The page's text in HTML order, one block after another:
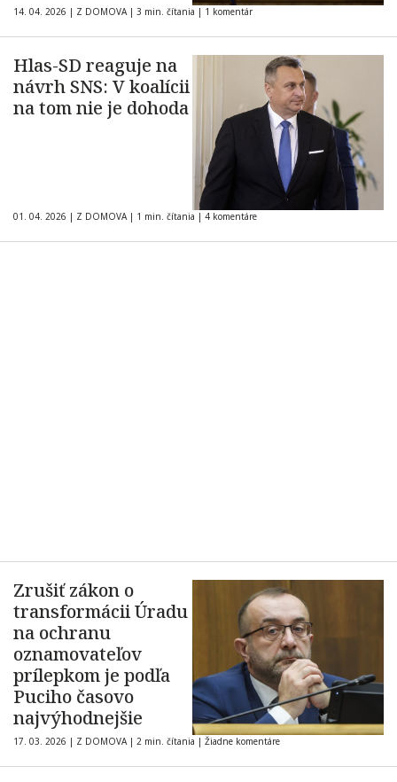
14. 04. 2026 | Z DOMOVA | 3 min. čítania | 1 komentár
Hlas-SD reaguje na
návrh SNS: V koalícii
na tom nie je dohoda
01. 04. 2026 | Z DOMOVA | 1 min. čítania | 4 komentáre
Zrušiť zákon o
transformácii Úradu
na ochranu
oznamovateľov
prílepkom je podľa
Puciho časovo
najvýhodnejšie
17. 03. 2026 | Z DOMOVA | 2 min. čítania | Žiadne komentáre